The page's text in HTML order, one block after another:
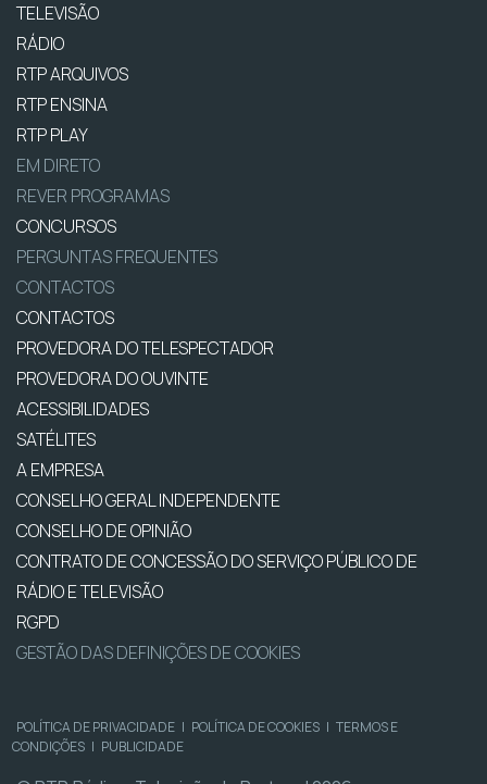
TELEVISÃO
RÁDIO
RTP ARQUIVOS
RTP ENSINA
RTP PLAY
EM DIRETO
REVER PROGRAMAS
CONCURSOS
PERGUNTAS FREQUENTES
CONTACTOS
CONTACTOS
PROVEDORA DO TELESPECTADOR
PROVEDORA DO OUVINTE
ACESSIBILIDADES
SATÉLITES
A EMPRESA
CONSELHO GERAL INDEPENDENTE
CONSELHO DE OPINIÃO
CONTRATO DE CONCESSÃO DO SERVIÇO PÚBLICO DE
RÁDIO E TELEVISÃO
RGPD
GESTÃO DAS DEFINIÇÕES DE COOKIES
POLÍTICA DE PRIVACIDADE | POLÍTICA DE COOKIES | TERMOS E
CONDIÇÕES | PUBLICIDADE